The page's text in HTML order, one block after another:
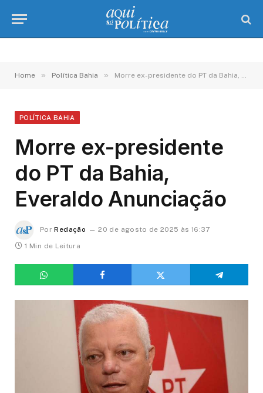
Home » Política Bahia » Morre ex-presidente do PT da Bahia, Everaldo Anunciação
POLÍTICA BAHIA
Morre ex-presidente
do PT da Bahia,
Everaldo Anunciação
Por Redação
20 de agosto de 2025 às 16:37
1 Min de Leitura